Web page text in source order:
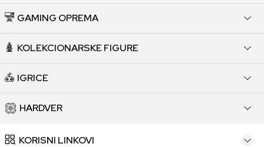
GAMING OPREMA
KOLEKCIONARSKE FIGURE
IGRICE
HARDVER
KORISNI LINKOVI